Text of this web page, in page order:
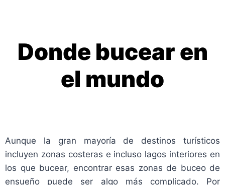
Donde bucear en
el mundo
Aunque la gran mayoría de destinos turísticos
incluyen zonas costeras e incluso lagos interiores en
los que bucear, encontrar esas zonas de buceo de
ensueño puede ser algo más complicado. Por